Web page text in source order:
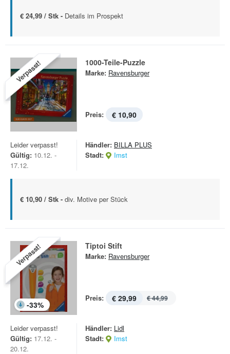
€ 24,99 / Stk - Details im Prospekt
Verpasst! 1000-Teile-Puzzle
Marke: Ravensburger
Preis: € 10,90
Leider verpasst!
Gültig: 10.12. -
17.12.
Händler: BILLA PLUS
Stadt:
Imst
€ 10,90 / Stk - div. Motive per Stück
Verpasst!
-33%
Tiptoi Stift
Marke: Ravensburger
Preis: € 29,99 € 44,99
Leider verpasst!
Gültig: 17.12. -
20.12.
Händler: Lidl
Stadt:
Imst